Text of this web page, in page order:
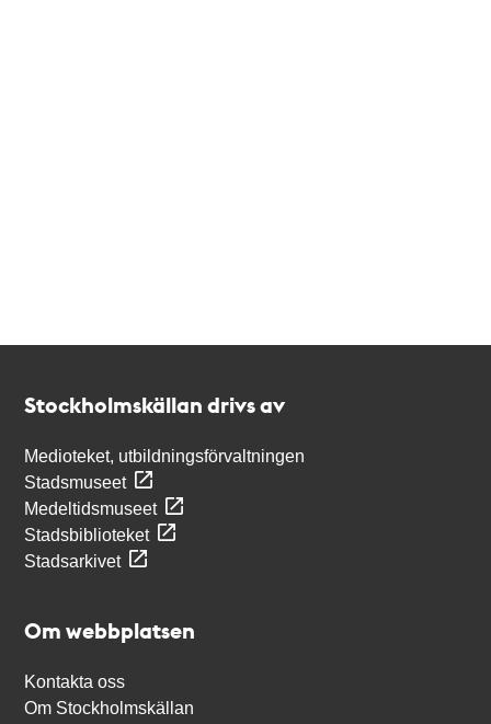
Stockholmskällan drivs av
Medioteket, utbildningsförvaltningen
Stadsmuseet
Medeltidsmuseet
Stadsbiblioteket
Stadsarkivet
Om webbplatsen
Kontakta oss
Om Stockholmskällan